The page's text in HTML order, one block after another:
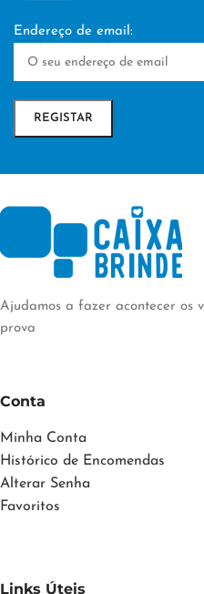
310 x 410 x 120 mm
EMBALAGEM nan
TÉCNICA DE
Endereço de email:
Ajudamos a fazer acontecer os
prova
Conta
Minha Conta
Histórico de Encomendas
Alterar Senha
Favoritos
Links Úteis